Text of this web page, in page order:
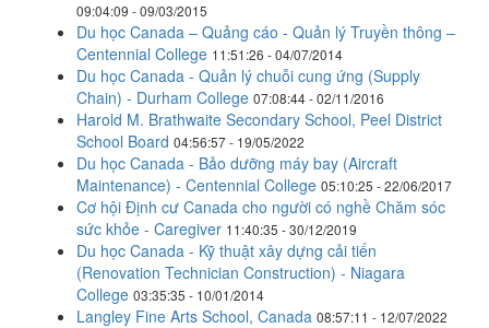
09:04:09 - 09/03/2015
Du học Canada – Quảng cáo - Quản lý Truyền thông –
Centennial College 11:51:26 - 04/07/2014
Du học Canada - Quản lý chuỗi cung ứng (Supply
Chain) - Durham College 07:08:44 - 02/11/2016
Harold M. Brathwaite Secondary School, Peel District
School Board 04:56:57 - 19/05/2022
Du học Canada - Bảo dưỡng máy bay (Aircraft
Maintenance) - Centennial College 05:10:25 - 22/06/2017
Cơ hội Định cư Canada cho người có nghề Chăm sóc
sức khỏe - Caregiver 11:40:35 - 30/12/2019
Du học Canada - Kỹ thuật xây dựng cải tiến
(Renovation Technician Construction) - Niagara
College 03:35:35 - 10/01/2014
Langley Fine Arts School, Canada 08:57:11 - 12/07/2022